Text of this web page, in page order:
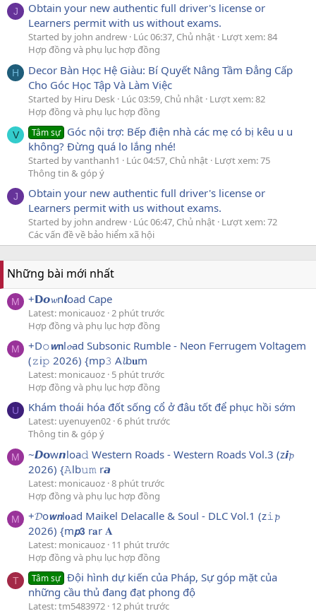
J
Obtain your new authentic full driver's license or
Learners permit with us without exams.
Started by john andrew Lúc 06:37, Chủ nhật Lượt xem: 84
Hợp đồng và phụ lục hợp đồng
H
Decor Bàn Học Hệ Giàu: Bí Quyết Nâng Tầm Đẳng Cấp
Cho Góc Học Tập Và Làm Việc
Started by Hiru Desk Lúc 03:59, Chủ nhật Lượt xem: 82
Hợp đồng và phụ lục hợp đồng
V Tâm sự Góc nội trợ: Bếp điện nhà các mẹ có bị kêu u u
không? Đừng quá lo lắng nhé!
Started by vanthanh1 Lúc 04:57, Chủ nhật Lượt xem: 75
Thông tin & góp ý
J
Obtain your new authentic full driver's license or
Learners permit with us without exams.
Started by john andrew Lúc 06:47, Chủ nhật Lượt xem: 72
Các vấn đề về bảo hiểm xã hội
Những bài mới nhất
M +𝗗𝙤𝔀n𝙡oad Cape
Latest: monicauoz 2 phút trước
Hợp đồng và phụ lục hợp đồng
M
+D𝚘𝙬𝗻l𝓸ad Subsonic Rumble - Neon Ferrugem Voltagem
(𝚣i𝚙 2026) {mp𝟹 A𝓵b𝐮m
Latest: monicauoz 5 phút trước
Hợp đồng và phụ lục hợp đồng
U Khám thoái hóa đốt sống cổ ở đâu tốt để phục hồi sớm
Latest: uyenuyen02 6 phút trước
Thông tin & góp ý
M
~𝘿𝗼w𝙣loa𝚍 Western Roads - Western Roads Vol.3 (z𝙞𝓹
2026) {𝙰lb𝚞𝚖 r𝙖
Latest: monicauoz 8 phút trước
Hợp đồng và phụ lục hợp đồng
M
+𝓓o𝙬𝙣l𝐨ad Maikel Delacalle & Soul - DLC Vol.1 (z𝚒𝓹
2026) {m𝙥𝟯 r𝐚r 𝐀
Latest: monicauoz 11 phút trước
Hợp đồng và phụ lục hợp đồng
T Tâm sự Đội hình dự kiến của Pháp, Sự góp mặt của
những cầu thủ đang đạt phong độ
Latest: tm5483972 12 phút trước